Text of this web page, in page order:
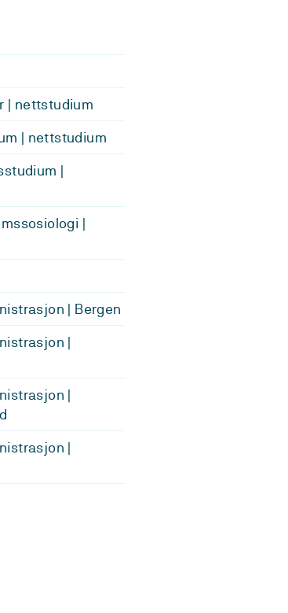
| nettstudium
| nettstudium
|
|
| Bergen
|
|
|